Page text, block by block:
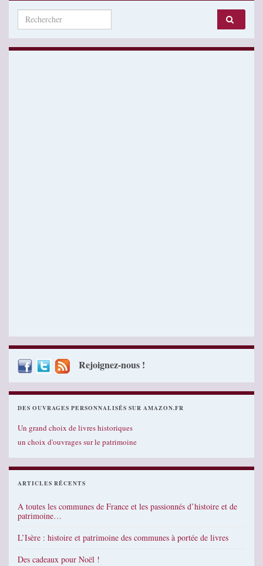
Search for:
Rejoignez-nous !
DES OUVRAGES PERSONNALISÉS SUR AMAZON.FR
Un grand choix de livres historiques
un choix d'ouvrages sur le patrimoine
ARTICLES RÉCENTS
A toutes les communes de France et les passionnés d’histoire et de
patrimoine…
L’Isère : histoire et patrimoine des communes à portée de livres
Des cadeaux pour Noël !